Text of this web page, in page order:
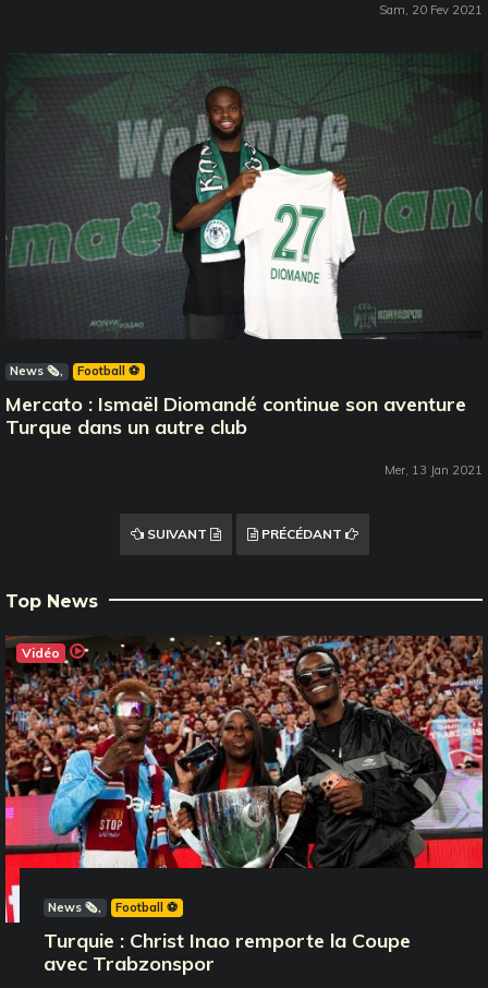
Sam, 20 Fev 2021
News 🗞️ Football ⚽️
Mercato : Ismaël Diomandé continue son aventure
Turque dans un autre club
Mer, 13 Jan 2021
SUIVANT PRÉCÉDANT
Top News
Vidéo
News 🗞️ Football ⚽️
Turquie : Christ Inao remporte la Coupe
avec Trabzonspor